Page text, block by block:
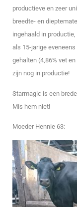
productieve en zeer
breedte- en
ingehaald in
als 15-jarige
gehalten (4,86% vet
zijn nog in productie!
Starmagic is een
Mis hem niet!
Moeder Hennie 63: